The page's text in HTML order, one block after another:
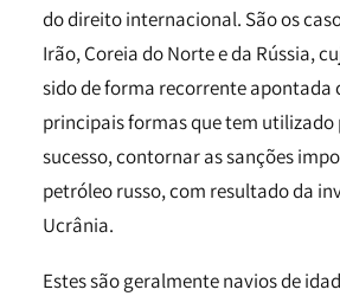
do direito internacional. São os
Irão, Coreia do Norte e da Rússia,
sido de forma recorrente apontada
principais formas que tem utilizado
sucesso, contornar as sanções
petróleo russo, com resultado da
Ucrânia.
Estes são geralmente navios de